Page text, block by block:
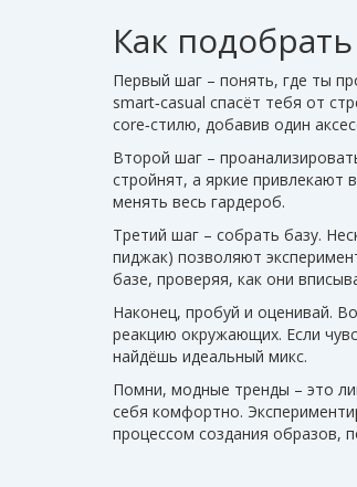
Как
Первый шаг – понять, где ты
smart‑casual спасёт тебя от
core‑стилю, добавив один
Второй шаг –
стройнят, а яркие привлекают
менять весь гардероб.
Третий шаг – собрать базу.
пиджак) позволяют
базе, проверяя, как они
Наконец, пробуй и оценивай.
реакцию окружающих. Если
найдёшь идеальный микс.
Помни, модные тренды – это
себя комфортно.
процессом создания образов,